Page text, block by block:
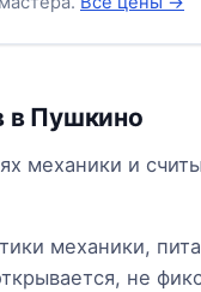
в Пушкино
механики и
механики,
не